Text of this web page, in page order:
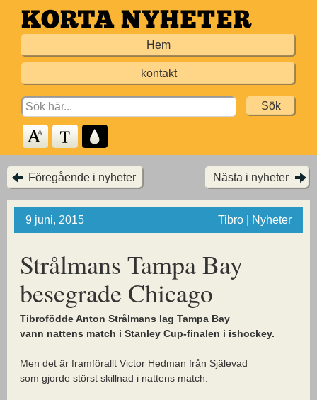
Hoppa
till
Hem
kontakt
Search
for:
Föregående i nyheter Nästa i nyheter
9 juni, 2015 Tibro | Nyheter
Strålmans Tampa Bay
besegrade Chicago
Tibrofödde Anton Strålmans lag Tampa Bay
vann nattens match i Stanley Cup-finalen i ishockey.
Men det är framförallt Victor Hedman från Själevad
som gjorde störst skillnad i nattens match.